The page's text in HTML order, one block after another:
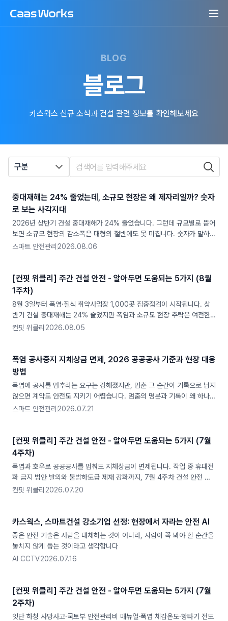
BLOG
블로그
카스웍스 신규 소식과 건설 관련 정보를 확인해보세요
구분
중대재해는 24% 줄었는데, 소규모 현장은 왜 제자리일까? 숫자
로 보는 사각지대
2026년 상반기 건설 중대재해가 24% 줄었습니다. 그런데 규모별로 뜯어
보면 소규모 현장의 감소폭은 대형의 절반에도 못 미칩니다. 숫자가 말하는
사각지대를 짚었습니다.
스마트 안전관리 2026.08.06
[컨핏 위클리] 주간 건설 안전 - 알아두면 도움되는 5가지 (8월
1주차)
8월 3일부터 폭염·질식 취약사업장 1,000곳 집중점검이 시작됩니다. 상
반기 건설 중대재해는 24% 줄었지만 폭염과 소규모 현장 추락은 여전한
사각지대입니다.
컨핏 위클리 2026.08.05
폭염 공사중지 지체상금 면제, 2026 공공공사 기준과 현장 대응
방법
폭염에 공사를 멈추라는 요구는 강해졌지만, 멈춘 그 순간이 기록으로 남지
않으면 계약도 안전도 지키기 어렵습니다. 멈춤의 명분과 기록이 왜 하나인
지 짚었습니다.
스마트 안전관리 2026.07.21
[컨핏 위클리] 주간 건설 안전 - 알아두면 도움되는 5가지 (7월
4주차)
폭염과 호우로 공공공사를 멈춰도 지체상금이 면제됩니다. 작업 중 휴대전
화 금지 법안 발의와 불법하도급 제재 강화까지, 7월 4주차 건설 안전 뉴
스 5가지를 현장 관점에서 정리했습니다.
컨핏 위클리 2026.07.20
카스웍스, 스마트건설 강소기업 선정: 현장에서 자라는 안전 AI
좋은 안전 기술은 사람을 대체하는 것이 아니라, 사람이 꼭 봐야 할 순간을
놓치지 않게 돕는 것이라고 생각합니다
AI CCTV2026.07.16
[컨핏 위클리] 주간 건설 안전 - 알아두면 도움되는 5가지 (7월
2주차)
잇단 하청 사망사고·국토부 안전관리비 매뉴얼·폭염 체감온도·항타기 전도